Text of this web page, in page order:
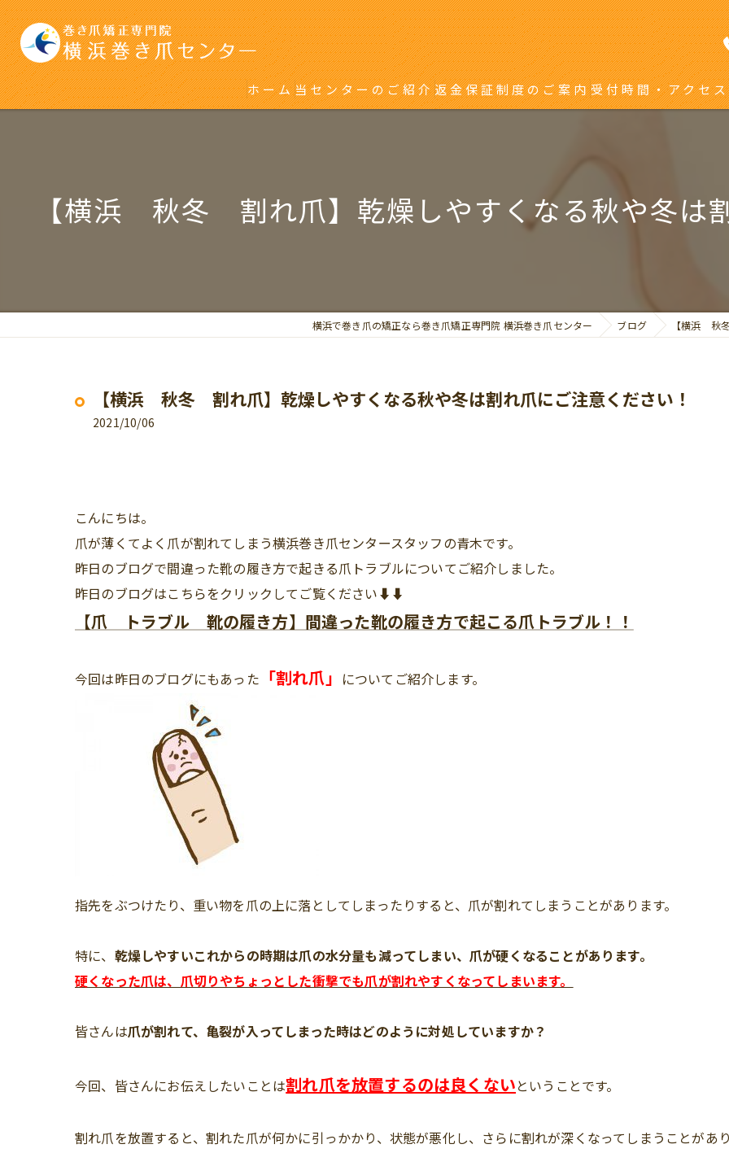
ホーム当センターのご紹介返金保証制度のご案内受付時間・アクセス
【横浜 秋冬 割れ爪】乾燥しやすくなる秋や冬は
横浜で巻き爪の矯正なら巻き爪矯正専門院 横浜巻き爪センター ブログ 【横浜 秋
【横浜 秋冬 割れ爪】乾燥しやすくなる秋や冬は割れ爪にご注意ください！
2021/10/06
こんにちは。
爪が薄くてよく爪が割れてしまう横浜巻き爪センタースタッフの青木です。
昨日のブログで間違った靴の履き方で起きる爪トラブルについてご紹介しました。
昨日のブログはこちらをクリックしてご覧ください⬇︎⬇︎
【爪 トラブル 靴の履き方】間違った靴の履き方で起こる爪トラブル！！
今回は昨日のブログにもあった 「割れ爪」 についてご紹介します。
指先をぶつけたり、重い物を爪の上に落としてしまったりすると、爪が割れてしまうことがあります。
特に、 乾燥しやすいこれからの時期は爪の水分量も減ってしまい、爪が硬くなることがあります。
硬くなった爪は、爪切りやちょっとした衝撃でも爪が割れやすくなってしまいます。
皆さんは爪が割れて、亀裂が入ってしまった時はどのように対処していますか？
今回、皆さんにお伝えしたいことは割れ爪を放置するのは良くないということです。
割れ爪を放置すると、割れた爪が何かに引っかかり、状態が悪化し、さらに割れが深くなってしまうことがあ